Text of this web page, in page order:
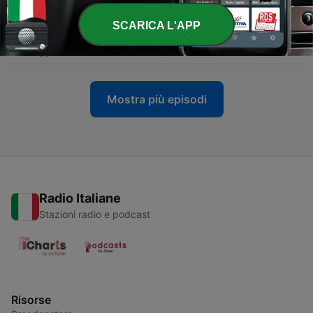
30 Lug 2024
2 - S1E2 - L'inizio della storia cinese: Sima Qian
08 Maggio 2024
Mostra più episodi
Radio Italiane
Stazioni radio e podcast
Risorse
SCARICA L'APP